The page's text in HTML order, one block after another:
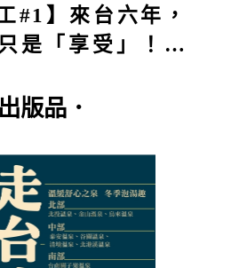
#1】來台六年，
是「享受」！第
到的竟然更多？
版品．